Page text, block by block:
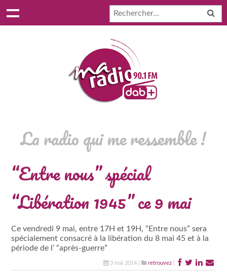
La radio qui me ressemble !
“Entre nous” spécial
“Libération 1945” ce 9 mai
Ce vendredi 9 mai, entre 17H et 19H, “Entre nous” sera
spécialement consacré à la libération du 8 mai 45 et à la
période de l’ “après-guerre”
3 mai 2014 | retrouvez